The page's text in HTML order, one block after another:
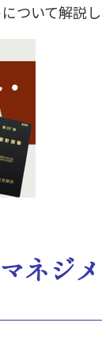
ついて解説し
ネジ